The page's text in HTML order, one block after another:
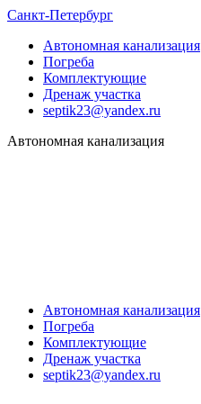
Санкт-Петербург
Автономная канализация
Погреба
Комплектующие
Дренаж участка
septik23@yandex.ru
Автономная канализация
Автономная канализация
Погреба
Комплектующие
Дренаж участка
septik23@yandex.ru